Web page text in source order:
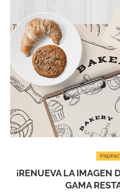
¡RENUEVA LA IMAGEN
GAMA